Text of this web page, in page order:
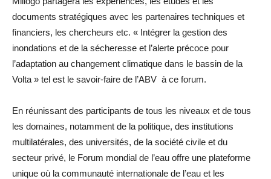
documents stratégiques avec les partenaires techniques et
financiers, les chercheurs etc. « Intégrer la gestion des
inondations et de la sécheresse et l’alerte précoce pour
l’adaptation au changement climatique dans le bassin de la
Volta » tel est le savoir-faire de l’ABV à ce forum.
En réunissant des participants de tous les niveaux et de tous
les domaines, notamment de la politique, des institutions
multilatérales, des universités, de la société civile et du
secteur privé, le Forum mondial de l’eau offre une plateforme
unique où la communauté internationale de l’eau et les